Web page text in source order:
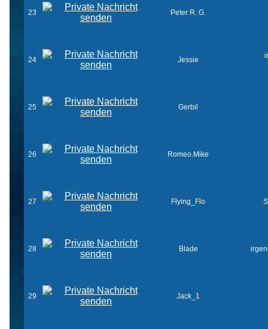
23 Peter R. G.
24 Jessie
25 Gerbil
26 Romeo.Mike
27 Flying_Flo
28 Blade
29 Jack_1